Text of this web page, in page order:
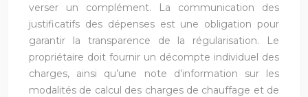
verser un complément. La communication des
justificatifs des dépenses est une obligation pour
garantir la transparence de la régularisation. Le
propriétaire doit fournir un décompte individuel des
charges, ainsi qu’une note d’information sur les
modalités de calcul des charges de chauffage et de